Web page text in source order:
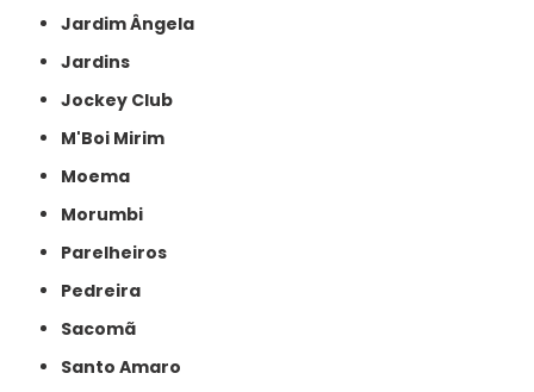
Jardim Ângela
Jardins
Jockey Club
M'Boi Mirim
Moema
Morumbi
Parelheiros
Pedreira
Sacomã
Santo Amaro